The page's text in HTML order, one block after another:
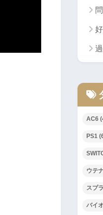
AC6
PS1
ウテ
スプ
バイ